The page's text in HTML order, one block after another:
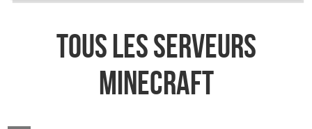
Tous les serveurs
Minecraft